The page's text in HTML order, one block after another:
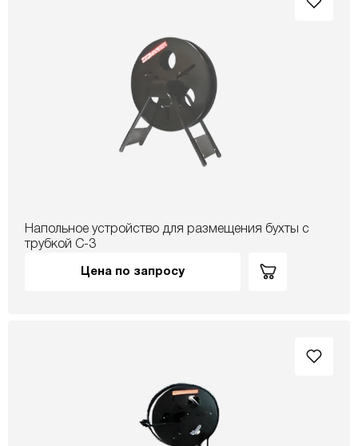
Напольное устройство для размещения бухты с
трубкой С-3
Цена по запросу